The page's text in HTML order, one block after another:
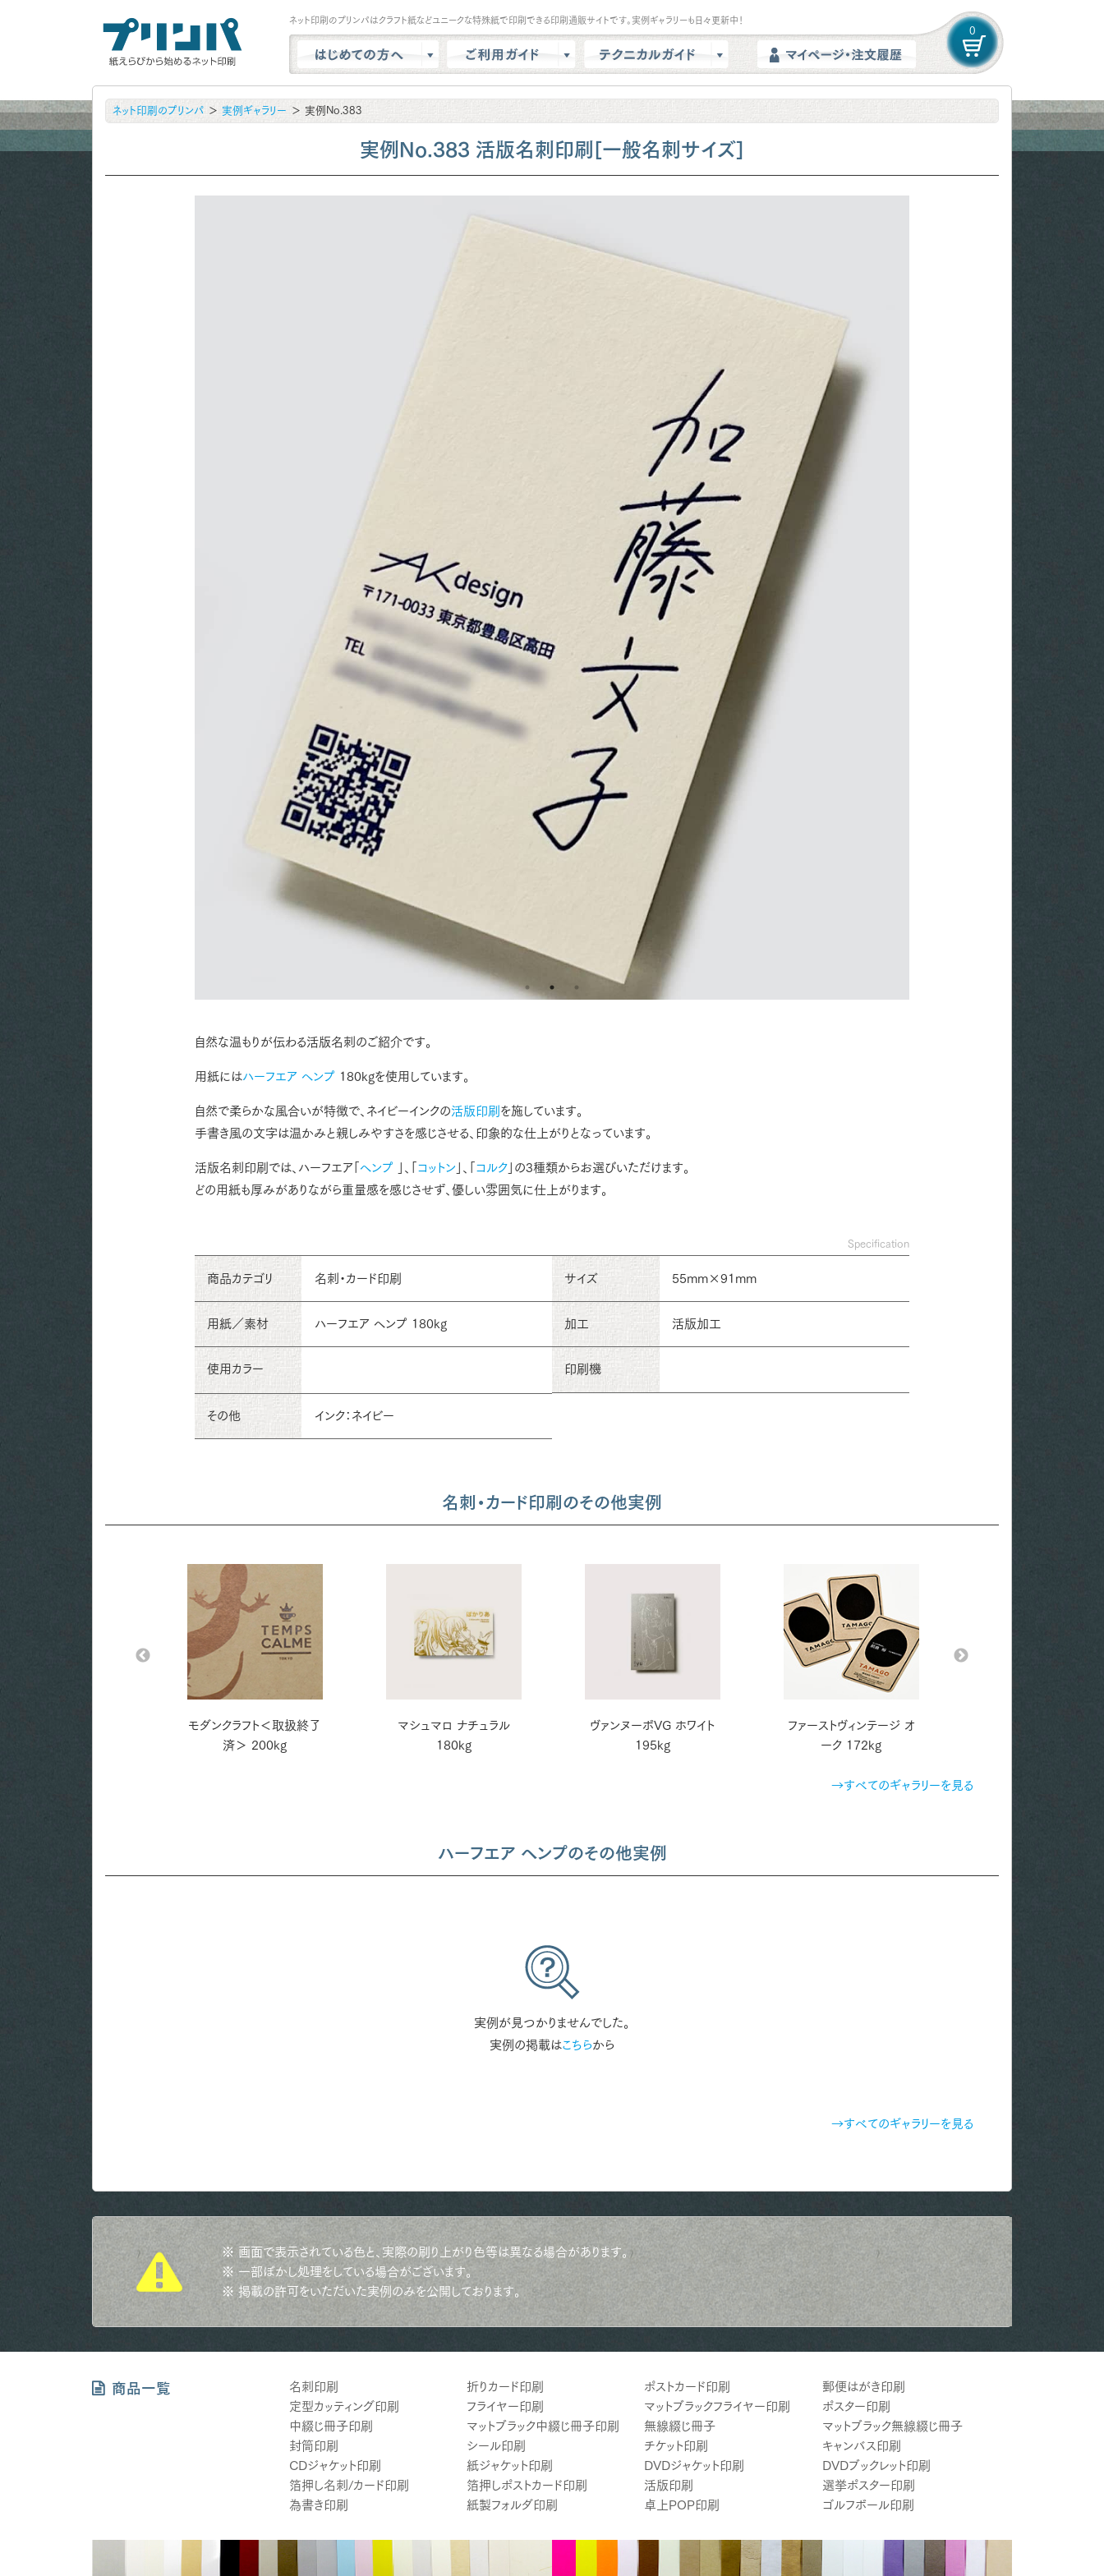
ネット印刷のプリンパはクラフト紙などユニークな特殊紙で印刷できる印刷通販サイトです。実例ギャラリーも日々更新中！
商品一覧
試し刷り・色校正
用紙サンプル請求
支払方法
マイページ
商品別データ作成方法
クラウドデザインガイド
0
ネット印刷のプリンパ 実例ギャラリー 実例No.383
実例No.383 活版名刺印刷[一般名刺サイズ]
自然な温もりが伝わる活版名刺のご紹介です。
用紙にはハーフエア ヘンプ 180kgを使用しています。
自然で柔らかな風合いが特徴で、ネイビーインクの活版印刷 を施しています。
手書き風の文字は温かみと親しみやすさを感じさせる、印象的な仕上がりとなっています。
活版名刺印刷では、ハーフエア「 ヘンプ 」、「 コットン 」、「 コルク」の3種類からお選びいただけます。
どの用紙も厚みがありながら重量感を感じさせず、優しい雰囲気に仕上がります。
Specification
商品カテゴリ 名刺・カード印刷 サイズ 55mm×91mm
用紙／素材 ハーフエア ヘンプ 180kg 加工 活版加工
使用カラー 印刷機
その他 インク：ネイビー
名刺・カード印刷のその他実例
モダンクラフト＜取扱終了
済＞ 200kg
マシュマロ ナチュラル
180kg
ヴァンヌーボVG ホワイト
195kg
ファーストヴィンテージ オ
ーク 172kg
→すべてのギャラリーを見る
ハーフエア ヘンプのその他実例
実例が見つかりませんでした。
実例の掲載はこちらから
→すべてのギャラリーを見る
※ 画面で表示されている色と、実際の刷り上がり色等は異なる場合があります。
※ 一部ぼかし処理をしている場合がございます。
※ 掲載の許可をいただいた実例のみを公開しております。
商品一覧 名刺印刷 折りカード印刷 ポストカード印刷
郵便はがき印刷
定型カッティング印刷
フライヤー印刷 マットブラックフライヤー印刷
ポスター印刷
中綴じ冊子印刷
マットブラック中綴じ冊子印刷 無線綴じ冊子
マットブラック無線綴じ冊子
封筒印刷
シール印刷 チケット印刷
キャンバス印刷
CDジャケット印刷
紙ジャケット印刷 DVDジャケット印刷
DVDブックレット印刷
箔押し名刺/カード印刷
箔押しポストカード印刷 活版印刷
選挙ポスター印刷
為書き印刷
紙製フォルダ印刷 卓上POP印刷 ゴルフボール印刷